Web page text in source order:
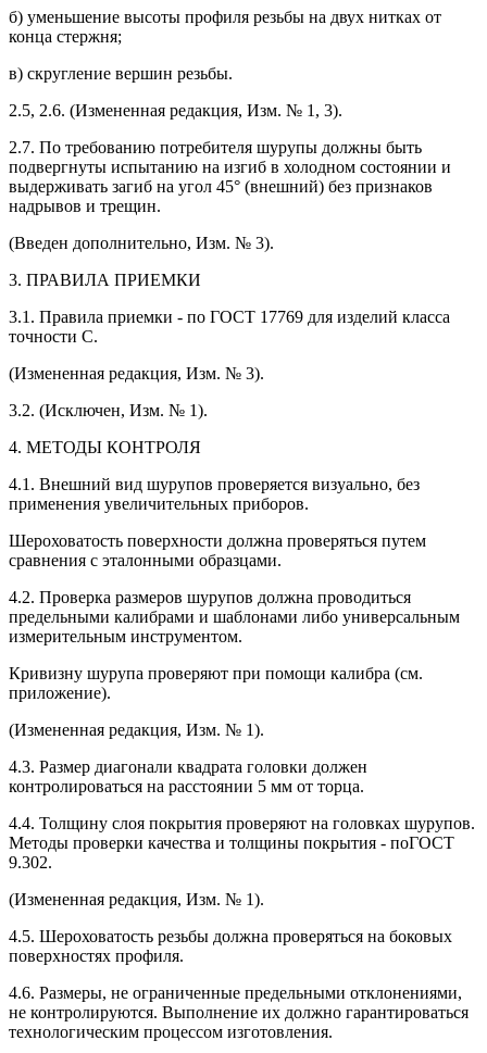
б) уменьшение высоты профиля резьбы на двух нитках от
конца стержня;
в) скругление вершин резьбы.
2.5, 2.6. (Измененная редакция, Изм. № 1, 3).
2.7. По требованию потребителя шурупы должны быть
подвергнуты испытанию на изгиб в холодном состоянии и
выдерживать загиб на угол 45° (внешний) без признаков
надрывов и трещин.
(Введен дополнительно, Изм. № 3).
3. ПРАВИЛА ПРИЕМКИ
3.1. Правила приемки - по ГОСТ 17769 для изделий класса
точности С.
(Измененная редакция, Изм. № 3).
3.2. (Исключен, Изм. № 1).
4. МЕТОДЫ КОНТРОЛЯ
4.1. Внешний вид шурупов проверяется визуально, без
применения увеличительных приборов.
Шероховатость поверхности должна проверяться путем
сравнения с эталонными образцами.
4.2. Проверка размеров шурупов должна проводиться
предельными калибрами и шаблонами либо универсальным
измерительным инструментом.
Кривизну шурупа проверяют при помощи калибра (см.
приложение).
(Измененная редакция, Изм. № 1).
4.3. Размер диагонали квадрата головки должен
контролироваться на расстоянии 5 мм от торца.
4.4. Толщину слоя покрытия проверяют на головках шурупов.
Методы проверки качества и толщины покрытия - поГОСТ
9.302.
(Измененная редакция, Изм. № 1).
4.5. Шероховатость резьбы должна проверяться на боковых
поверхностях профиля.
4.6. Размеры, не ограниченные предельными отклонениями,
не контролируются. Выполнение их должно гарантироваться
технологическим процессом изготовления.